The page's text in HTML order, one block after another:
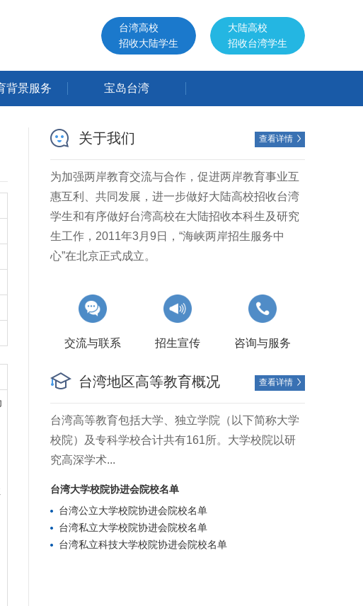
大陆高校
招收台湾学生
台湾高校
招收大陆学生
背景服务 宝岛台湾
关于我们 查看详情 
为加强两岸教育交流与合作，促进两岸教育事业互
惠互利、共同发展，进一步做好大陆高校招收台湾
学生和有序做好台湾高校在大陆招收本科生及研究
生工作，2011年3月9日，“海峡两岸招生服务中
心”在北京正式成立。
交流与联系 招生宣传 咨询与服务
台湾地区高等教育概况 查看详情 
台湾高等教育包括大学、独立学院（以下简称大学
校院）及专科学校合计共有161所。大学校院以研
究高深学术...
台湾大学校院协进会院校名单
台湾公立大学校院协进会院校名单
台湾私立大学校院协进会院校名单
台湾私立科技大学校院协进会院校名单